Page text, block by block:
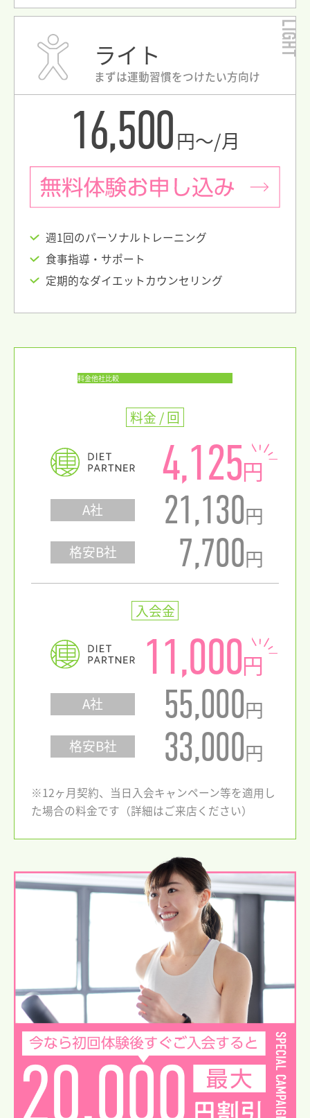
ライト
まずは運動習慣をつけたい方向け
LIGHT
16,500円〜/月
週1回のパーソナルトレーニング
食事指導・サポート
定期的なダイエットカウンセリング
料金他社比較
料金 / 回
4,125円
A社 21,130円
格安B社 7,700円
入会金
11,000円
A社 55,000円
格安B社 33,000円
※12ヶ月契約、当日入会キャンペーン等を適用し
た場合の料金です（詳細はご来店ください）